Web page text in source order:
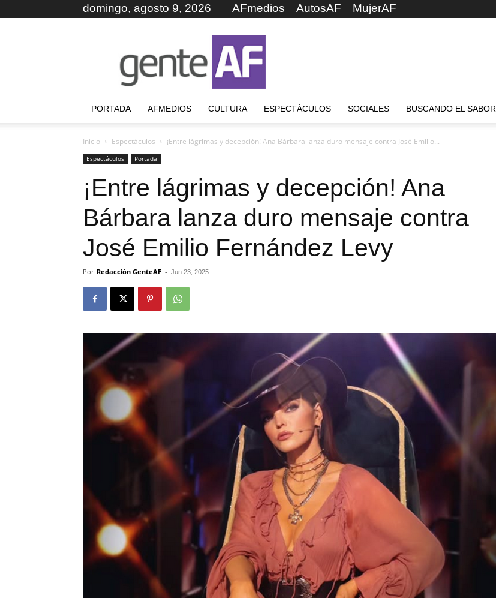
domingo, agosto 9, 2026 AFmedios AutosAF MujerAF
PORTADA AFMEDIOS CULTURA ESPECTÁCULOS SOCIALES BUSCANDO EL SABOR
Inicio Espectáculos ¡Entre lágrimas y decepción! Ana Bárbara lanza duro mensaje contra José Emilio...
Espectáculos Portada
¡Entre lágrimas y decepción! Ana
Bárbara lanza duro mensaje contra
José Emilio Fernández Levy
Por Redacción GenteAF - Jun 23, 2025